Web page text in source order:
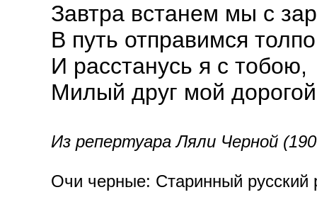
Завтра встанем мы с
В путь отправимся
И расстанусь я с тобою,
Милый друг мой
Из репертуара Ляли Черной
Очи черные: Старинный